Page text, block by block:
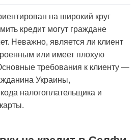
на широкий круг
кредит могут граждане
Неважно, является ли клиент
или имеет плохую
требования к клиенту —
Украины,
налогоплательщика и